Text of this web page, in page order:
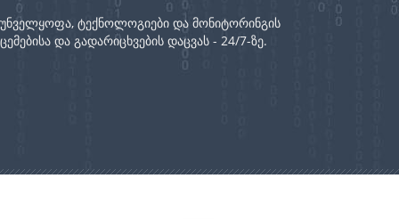
ტექნოლოგიები და მონიტორინგის
და გადარიცხვების დაცვას - 24/7-ზე.